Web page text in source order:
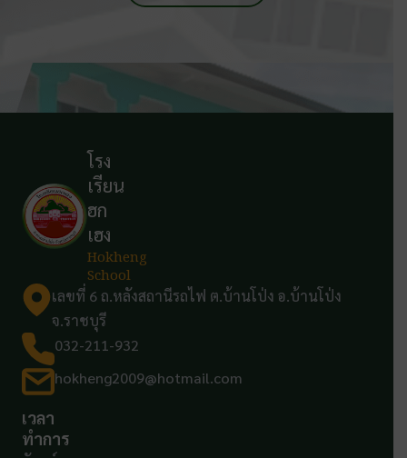
โรง
เรียน
ฮก
เฮง
Hokheng
School
เลขที่ 6 ถ.หลังสถานีรถไฟ ต.บ้านโป่ง อ.บ้านโป่ง
จ.ราชบุรี
032-211-932
hokheng2009@hotmail.com
เวลา
ทำการ